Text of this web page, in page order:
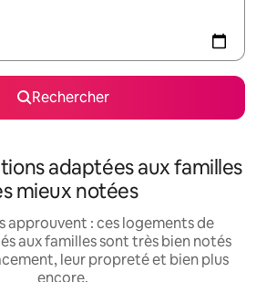
Rechercher
adaptées aux familles
mieux notées
approuvent : ces logements de
aux familles sont très bien notés
leur propreté et bien plus
encore.